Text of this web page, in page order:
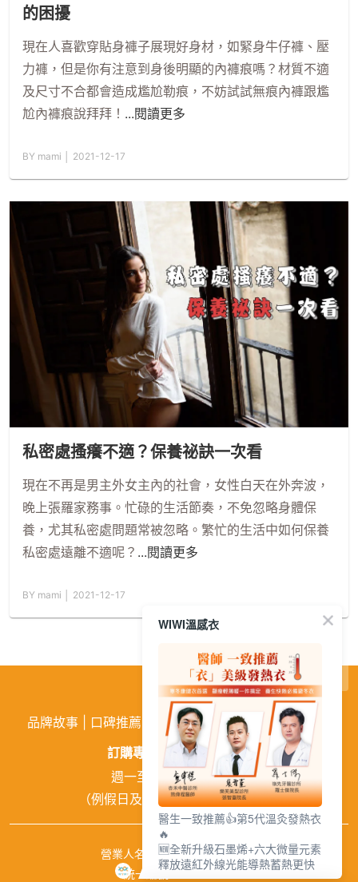
的困擾
現在人喜歡穿貼身褲子展現好身材，如緊身牛仔褲、壓
力褲，但是你有注意到身後明顯的內褲痕嗎？材質不適
及尺寸不合都會造成尷尬勒痕，不妨試試無痕內褲跟尷
尬內褲痕說拜拜！ ...閱讀更多
BY mami │ 2021-12-17
私密處搔癢不適？保養祕訣一次看
現在不再是男主外女主內的社會，女性白天在外奔波，
晚上張羅家務事。忙碌的生活節奏，不免忽略身體保
養，尤其私密處問題常被忽略。繁忙的生活中如何保養
私密處遠離不適呢？ ...閱讀更多
BY mami │ 2021-12-17
品牌故事 口碑推薦 購物需知 | 活動訊息 |企業徵才
訂購專線:
02-26026810
週一至週五 9:00~18:00
（例假日及中午12:00~13:00休息）
營業人名稱：興濠企業有限公司
統一編號：84941651
WIWI溫感衣
醫生一致推薦👍第5代溫灸發熱衣
🔥
🆕全新升級石墨烯+六大微量元素
釋放遠紅外線光能導熱蓄熱更快